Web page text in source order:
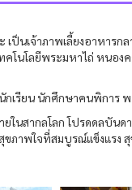
เจ้าภาพเลี้ยงอาหารกล
โนโลยีพระมหาไถ่ หนอง
ยน นักศึกษาคนพิการ พ
ในสากลโลก โปรดดลบั
ภาพใจที่สมบูรณ์แข็งแรง